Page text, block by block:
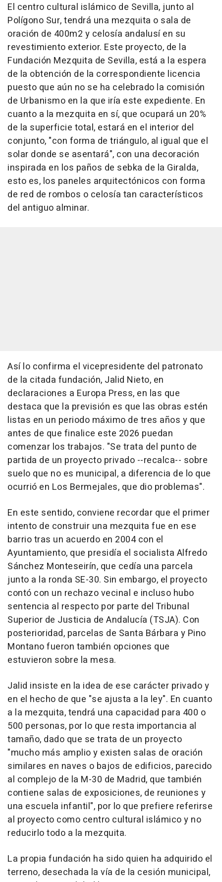
El centro cultural islámico de Sevilla, junto al
Polígono Sur, tendrá una mezquita o sala de
oración de 400m2 y celosía andalusí en su
revestimiento exterior. Este proyecto, de la
Fundación Mezquita de Sevilla, está a la espera
de la obtención de la correspondiente licencia
puesto que aún no se ha celebrado la comisión
de Urbanismo en la que iría este expediente. En
cuanto a la mezquita en sí, que ocupará un 20%
de la superficie total, estará en el interior del
conjunto, "con forma de triángulo, al igual que el
solar donde se asentará", con una decoración
inspirada en los paños de sebka de la Giralda,
esto es, los paneles arquitectónicos con forma
de red de rombos o celosía tan característicos
del antiguo alminar.
Así lo confirma el vicepresidente del patronato
de la citada fundación, Jalid Nieto, en
declaraciones a Europa Press, en las que
destaca que la previsión es que las obras estén
listas en un periodo máximo de tres años y que
antes de que finalice este 2026 puedan
comenzar los trabajos. "Se trata del punto de
partida de un proyecto privado --recalca-- sobre
suelo que no es municipal, a diferencia de lo que
ocurrió en Los Bermejales, que dio problemas".
En este sentido, conviene recordar que el primer
intento de construir una mezquita fue en ese
barrio tras un acuerdo en 2004 con el
Ayuntamiento, que presidía el socialista Alfredo
Sánchez Monteseirín, que cedía una parcela
junto a la ronda SE-30. Sin embargo, el proyecto
contó con un rechazo vecinal e incluso hubo
sentencia al respecto por parte del Tribunal
Superior de Justicia de Andalucía (TSJA). Con
posterioridad, parcelas de Santa Bárbara y Pino
Montano fueron también opciones que
estuvieron sobre la mesa.
Jalid insiste en la idea de ese carácter privado y
en el hecho de que "se ajusta a la ley". En cuanto
a la mezquita, tendrá una capacidad para 400 o
500 personas, por lo que resta importancia al
tamaño, dado que se trata de un proyecto
"mucho más amplio y existen salas de oración
similares en naves o bajos de edificios, parecido
al complejo de la M-30 de Madrid, que también
contiene salas de exposiciones, de reuniones y
una escuela infantil", por lo que prefiere referirse
al proyecto como centro cultural islámico y no
reducirlo todo a la mezquita.
La propia fundación ha sido quien ha adquirido el
terreno, desechada la vía de la cesión municipal,